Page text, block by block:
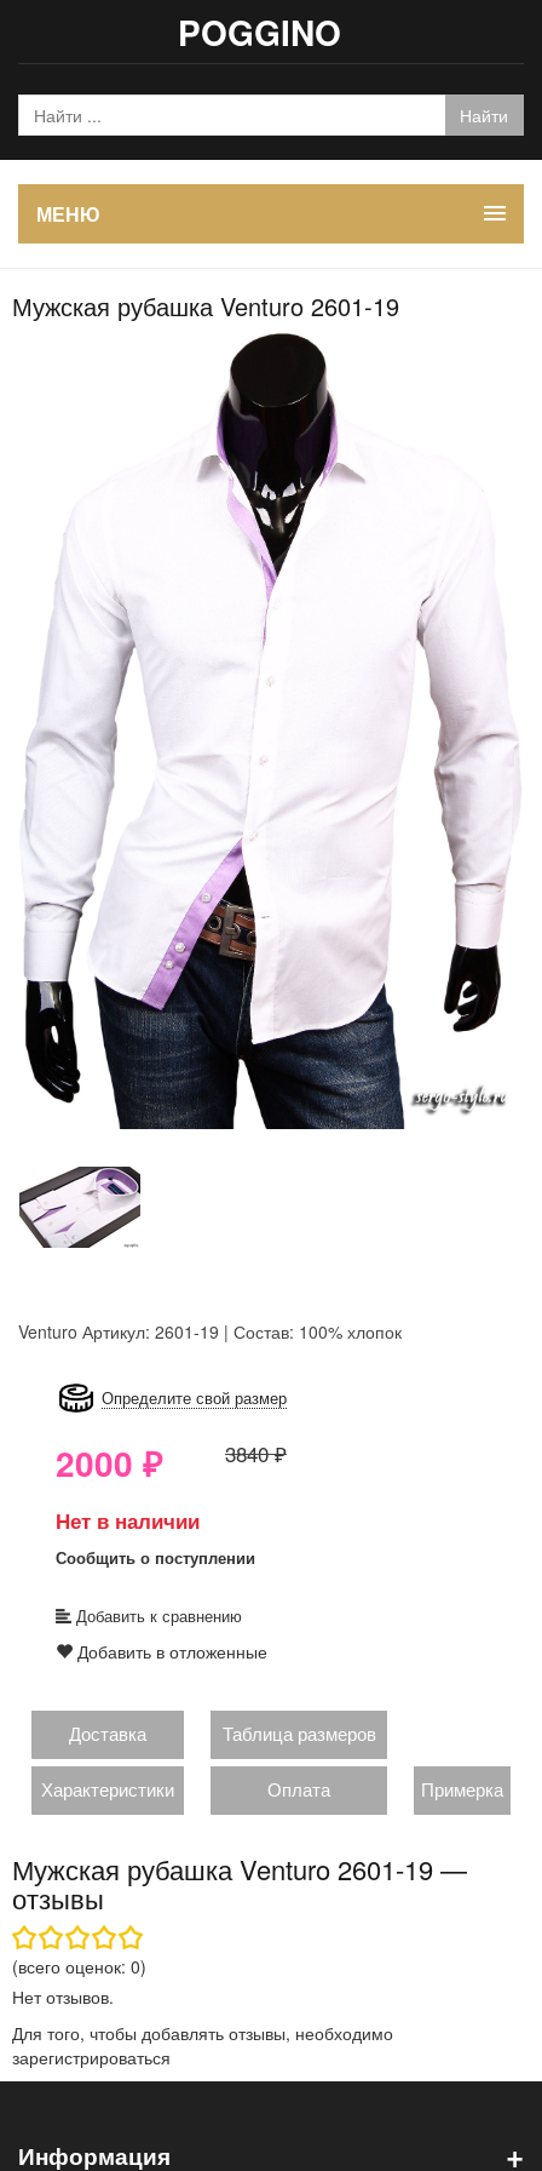
POGGINO
МЕНЮ
Мужская рубашка Venturo 2601-19
Venturo Артикул: 2601-19 | Состав: 100% хлопок
Определите свой размер
2000 ₽ 3840 ₽
Нет в наличии
Сообщить о поступлении
Добавить к сравнению
Добавить в отложенные
Доставка Таблица размеров
Характеристики Оплата Примерка
Мужская рубашка Venturo 2601-19 —
отзывы
(всего оценок: 0)
Нет отзывов.
Для того, чтобы добавлять отзывы, необходимо
зарегистрироваться
Информация +